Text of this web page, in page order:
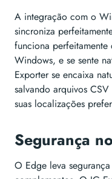
A integração com o
sincroniza
funciona
Windows, e se sente
Exporter se encaixa
salvando arquivos
suas localizações
Segurança
O Edge leva